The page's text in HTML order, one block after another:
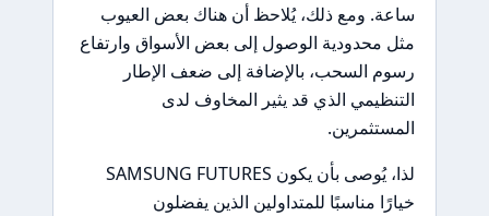
ساعة. ومع ذلك، يُلاحظ أن هناك بعض العيوب
مثل محدودية الوصول إلى بعض الأسواق وارتفاع
رسوم السحب، بالإضافة إلى ضعف الإطار
التنظيمي الذي قد يثير المخاوف لدى
المستثمرين.
لذا، يُوصى بأن يكون SAMSUNG FUTURES
خيارًا مناسبًا للمتداولين الذين يفضلون